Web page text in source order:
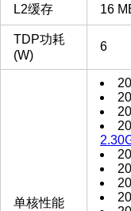
L2缓存 16
TDP功耗
(W)
6
单核性能